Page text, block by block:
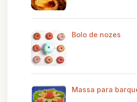
Bolo de nozes
Massa para